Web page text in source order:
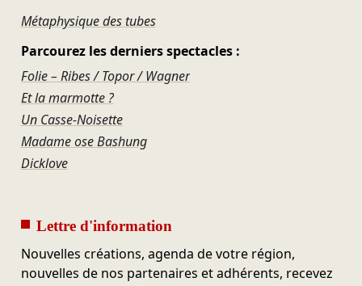
Métaphysique des tubes
Parcourez les derniers spectacles :
Folie – Ribes / Topor / Wagner
Et la marmotte ?
Un Casse-Noisette
Madame ose Bashung
Dicklove
Lettre d'information
Nouvelles créations, agenda de votre région,
nouvelles de nos partenaires et adhérents, recevez